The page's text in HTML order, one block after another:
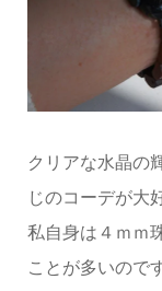
クリアな水晶の
じのコーデが大
私自身は４ｍｍ
ことが多いので